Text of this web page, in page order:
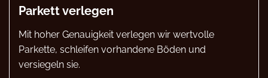
Parkett verlegen
Mit hoher Genauigkeit verlegen wir wertvolle
Parkette, schleifen vorhandene Böden und
versiegeln sie.